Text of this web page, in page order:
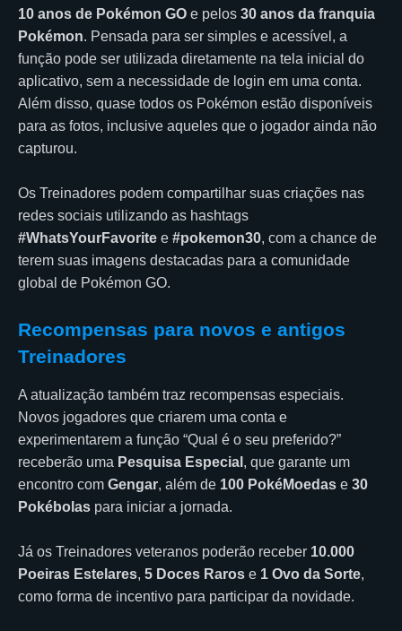
10 anos de Pokémon GO e pelos 30 anos da franquia
Pokémon. Pensada para ser simples e acessível, a
função pode ser utilizada diretamente na tela inicial do
aplicativo, sem a necessidade de login em uma conta.
Além disso, quase todos os Pokémon estão disponíveis
para as fotos, inclusive aqueles que o jogador ainda não
capturou.
Os Treinadores podem compartilhar suas criações nas
redes sociais utilizando as hashtags
#WhatsYourFavorite e #pokemon30, com a chance de
terem suas imagens destacadas para a comunidade
global de Pokémon GO.
Recompensas para novos e antigos
Treinadores
A atualização também traz recompensas especiais.
Novos jogadores que criarem uma conta e
experimentarem a função “Qual é o seu preferido?”
receberão uma Pesquisa Especial , que garante um
encontro com Gengar, além de 100 PokéMoedas e 30
Pokébolas para iniciar a jornada.
Já os Treinadores veteranos poderão receber 10.000
Poeiras Estelares, 5 Doces Raros e 1 Ovo da Sorte,
como forma de incentivo para participar da novidade.